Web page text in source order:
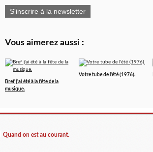
S'inscrire à la newsletter
Vous aimerez aussi :
Bref j'ai été à la fête de la
musique.
Votre tube de l'été (1976).
Quand on est au courant.